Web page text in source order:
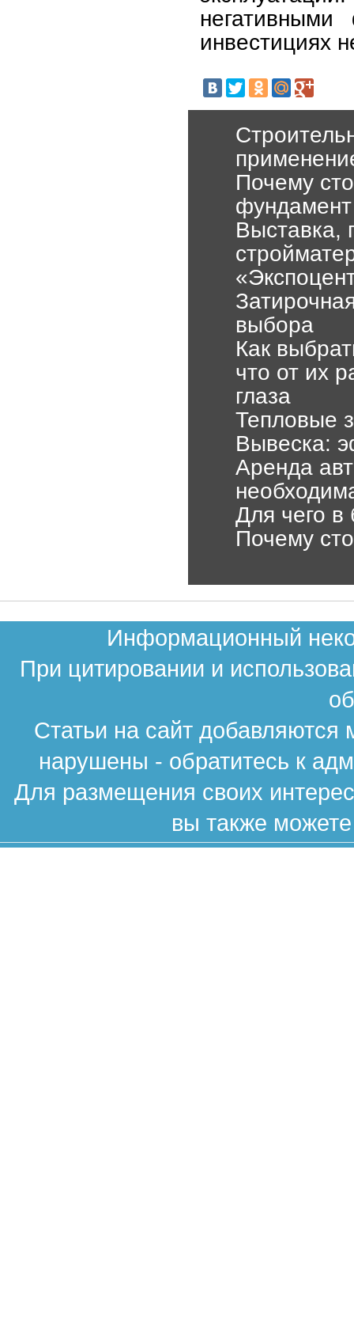
инвестициях
Почему
фундамент
Выставка,
выбора
Как
что от их
глаза
Тепловые
Вывеска:
Аренда
Для чего в
Почему
Информационный
При цитировании и
Статьи на сайт
нарушены - обратитесь к
Для размещения своих
вы также